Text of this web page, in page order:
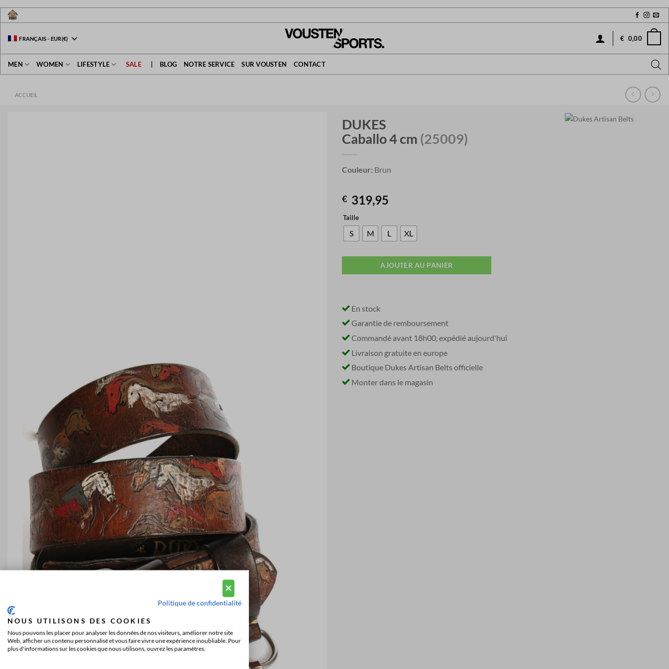
Passer
au
FRANÇAIS- EUR(€) € 0,00
MEN WOMEN LIFESTYLE SALE BLOG NOTRE SERVICE SUR VOUSTEN CONTACT
ACCUEIL
DUKES
Caballo 4 cm (25009)
Couleur: Brun
€ 319,95
Taille
S M L XL
AJOUTER AU PANIER
En stock
Garantie de remboursement
Commandé avant 18h00, expédié aujourd'hui
Livraison gratuite en europe
Boutique Dukes Artisan Belts officielle
Monter dans le magasin
Politique de confidentialité
NOUS UTILISONS DES COOKIES
Nous pouvons les placer pour analyser les données de nos visiteurs, améliorer notre site
Web, afficher un contenu personnalisé et vous faire vivre une expérience inoubliable. Pour
plus d'informations sur les cookies que nous utilisons, ouvrez les paramètres.